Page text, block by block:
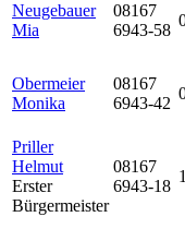
Neugebauer
Mia
08167
6943-58
Obermeier
Monika
08167
6943-42
Priller
Helmut
Erster
Bürgermeister
08167
6943-18